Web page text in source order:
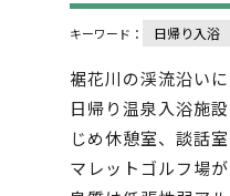
キーワード： 日帰り入浴
裾花川の渓流沿い
日帰り温泉入浴施
じめ休憩室、談話
マレットゴルフ場が